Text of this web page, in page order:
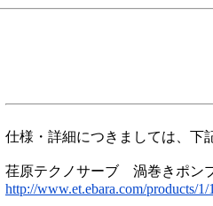
仕様・詳細につきましては、下
荏原テクノサーブ 渦巻きポン
http://www.et.ebara.com/products/1/